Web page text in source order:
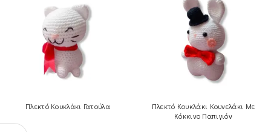
Πλεκτό Κουκλάκι Γατούλα
Πλεκτό Κουκλάκι Κουνελάκι Με
Κόκκινο Παπιγιόν